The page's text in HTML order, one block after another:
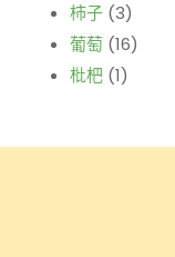
柿子 (3)
葡萄 (16)
枇杷 (1)